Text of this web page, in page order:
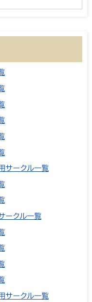
サークル一覧
ークル一覧
サークル一覧